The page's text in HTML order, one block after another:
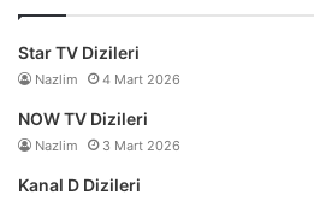
Star TV Dizileri
Nazlim 4 Mart 2026
NOW TV Dizileri
Nazlim 3 Mart 2026
Kanal D Dizileri